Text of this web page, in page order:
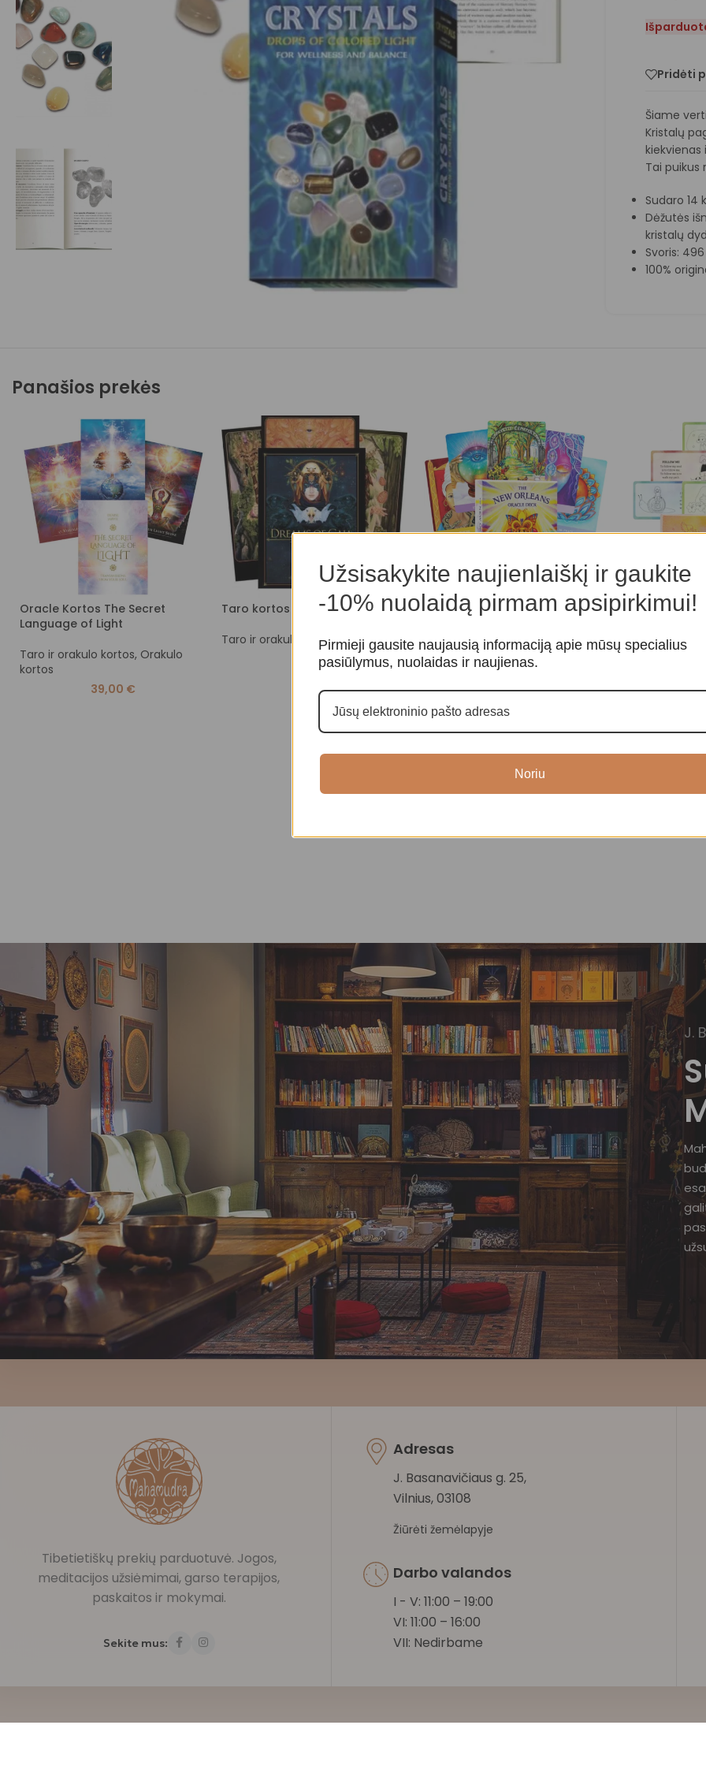
Pridėti
Šiame
Kristalų
kiekvienas
Tai puikus
Sudaro 14
Dėžutės
kristalų
Svoris:
100%
Panašios prekės
Oracle Kortos The Secret
Language of Light
Taro ir orakulo kortos, Orakulo
kortos
39,00 €
Taro kortos Dreams of Gaia
Taro ir orakulo kortos, Taro kortos
49,00€
-20%
Taro ir orakulo kortos
35,00€28,00€
Enchanted
Taro ir orakulo
J.
Tibetietiškų prekių parduotuvė. Jogos,
meditacijos užsiėmimai, garso terapijos,
paskaitos ir mokymai.
Sekite mus:
Adresas
J. Basanavičiaus g. 25,
Vilnius, 03108
Žiūrėti žemėlapyje
Darbo valandos
I - V: 11:00 – 19:00
VI: 11:00 – 16:00
VII: Nedirbame
Užsisakykite naujienlaiškį ir gaukite
-10% nuolaidą pirmam apsipirkimui!
Pirmieji gausite naujausią informaciją apie mūsų specialius
pasiūlymus, nuolaidas ir naujienas.
Noriu